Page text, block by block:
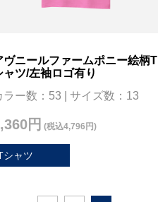
ヴニールファームポニー絵柄T
ャツ/左袖ロゴ有り
ラー数：53 | サイズ数：13
シャツ
円 (税込4,796円)